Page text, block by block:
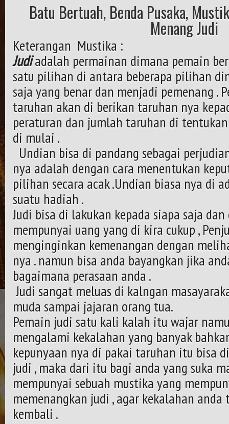
Batu Bertuah, Benda Pusaka,
Menang Judi
Keterangan Mustika :
Judiadalah permainan dimana pemain
satu pilihan di antara beberapa pilihan
saja yang benar dan menjadi pemenang .
taruhan akan di berikan taruhan nya
peraturan dan jumlah taruhan di
di mulai .
Undian bisa di pandang sebagai
nya adalah dengan cara menentukan
pilihan secara acak .Undian biasa nya di
suatu hadiah .
Judi bisa di lakukan kepada siapa saja
mempunyai uang yang di kira cukup ,
menginginkan kemenangan dengan
nya . namun bisa anda bayangkan jika
bagaimana perasaan anda .
Judi sangat meluas di kalngan
muda sampai jajaran orang tua.
Pemain judi satu kali kalah itu wajar
mengalami kekalahan yang banyak
kepunyaan nya di pakai taruhan itu bisa
judi , maka dari itu bagi anda yang suka
mempunyai sebuah mustika yang
memenangkan judi , agar kekalahan
kembali .